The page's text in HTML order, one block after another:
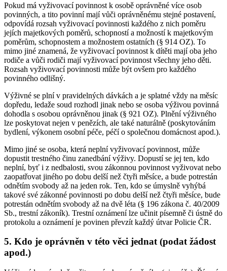
Pokud má vyživovací povinnost k osobě oprávněné více osob
povinných, a tito povinní mají vůči oprávněnému stejné postavení,
odpovídá rozsah vyživovací povinnosti každého z nich poměru
jejích majetkových poměrů, schopností a možností k majetkovým
poměrům, schopnostem a možnostem ostatních (§ 914 OZ). To
mimo jiné znamená, že vyživovací povinnost k dítěti mají oba jeho
rodiče a vůči rodiči mají vyživovací povinnost všechny jeho děti.
Rozsah vyživovací povinnosti může být ovšem pro každého
povinného odlišný.
Výživné se plní v pravidelných dávkách a je splatné vždy na měsíc
dopředu, ledaže soud rozhodl jinak nebo se osoba výživou povinná
dohodla s osobou oprávněnou jinak (§ 921 OZ). Plnění výživného
lze poskytovat nejen v penězích, ale také naturálně (poskytováním
bydlení, výkonem osobní péče, péčí o společnou domácnost apod.).
Mimo jiné se osoba, která neplní vyživovací povinnost, může
dopustit trestného činu zanedbání výživy. Dopustí se jej ten, kdo
neplní, byť i z nedbalosti, svou zákonnou povinnost vyživovat nebo
zaopatřovat jiného po dobu delší než čtyři měsíce, a bude potrestán
odnětím svobody až na jeden rok. Ten, kdo se úmyslně vyhýbá
takové své zákonné povinnosti po dobu delší než čtyři měsíce, bude
potrestán odnětím svobody až na dvě léta (§ 196 zákona č. 40/2009
Sb., trestní zákoník). Trestní oznámení lze učinit písemně či ústně do
protokolu a oznámení je povinen převzít každý útvar Policie ČR.
5. Kdo je oprávněn v této věci jednat (podat žádost
apod.)